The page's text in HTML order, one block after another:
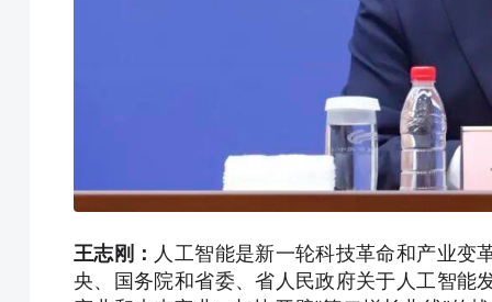
王志刚： 人工智能是新一轮科技革命和产业变
央、国务院和省委、省人民政府关于人工智能